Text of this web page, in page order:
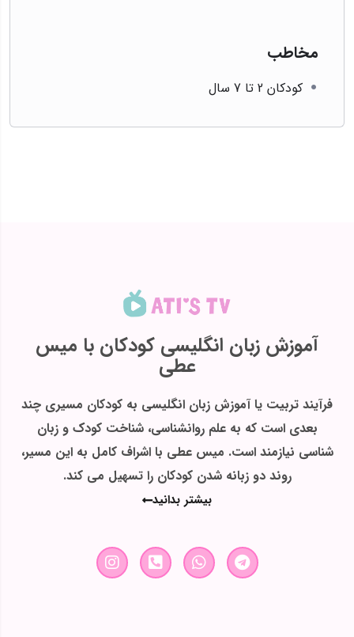
مخاطب
کودکان 2 تا 7 سال
آموزش زبان انگلیسی کودکان با میس
عطی
فرآیند تربیت یا آموزش زبان انگلیسی به کودکان مسیری چند
بعدی است که به علم روانشناسی، شناخت کودک و زبان
شناسی نیازمند است. میس عطی با اشراف کامل به این مسیر،
روند دو زبانه شدن کودکان را تسهیل می کند.
بیشتر بدانید